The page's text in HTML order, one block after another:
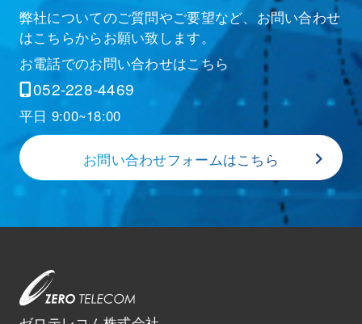
弊社についてのご質問やご要望など、お問い合わせ
はこちらからお願い致します。
お電話でのお問い合わせはこちら
052-228-4469
平日 9:00~18:00
お問い合わせフォームはこちら